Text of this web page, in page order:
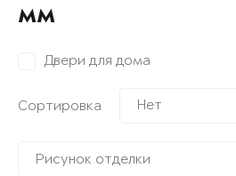
мм
Двери для дома
Сортировка Нет
Рисунок отделки